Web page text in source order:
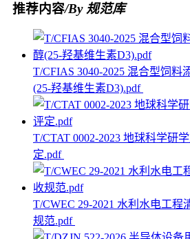
推荐内容/By 规范库
T/CFIAS 3040-2025 混合型饲料
(25-羟基维生素D3).pdf
T/CTAT 0002-2023 地球科学研
定.pdf
T/CWEC 29-2021 水利水电工程
规范.pdf